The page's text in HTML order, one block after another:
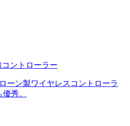
コントローラー
ーン製ワイヤレスコントローラ
秀。